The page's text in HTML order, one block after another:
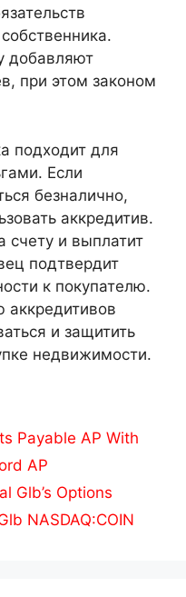
добавляют
при этом законом
подходит для
Если
безналично,
аккредитив.
счету и выплатит
подтвердит
к покупателю.
и защитить
недвижимости.
Payable AP With
AP
Glb’s Options
NASDAQ:COIN